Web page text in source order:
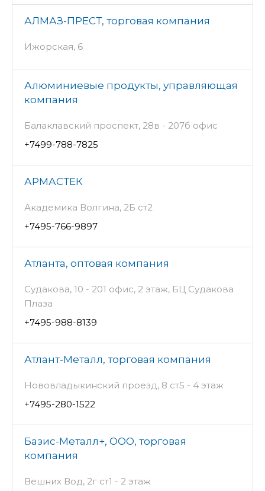
АЛМАЗ-ПРЕСТ, торговая компания
Ижорская, 6
Алюминиевые продукты, управляющая
компания
Балаклавский проспект, 28в - 207б офис
+7499-788-7825
АРМАСТЕК
Академика Волгина, 2Б ст2
+7495-766-9897
Атланта, оптовая компания
Судакова, 10 - 201 офис, 2 этаж, БЦ Судакова
Плаза
+7495-988-8139
Атлант-Металл, торговая компания
Нововладыкинский проезд, 8 ст5 - 4 этаж
+7495-280-1522
Базис-Металл+, ООО, торговая
компания
Вешних Вод, 2г ст1 - 2 этаж